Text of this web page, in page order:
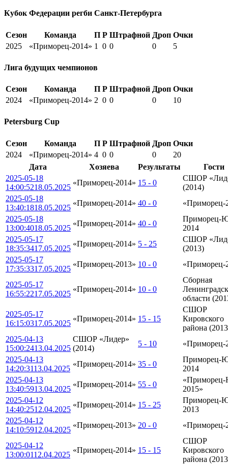
Кубок Федерации регби Санкт-Петербурга
Сезон Команда П Р Штрафной Дроп Очки
2025
«Приморец-2014» 1 0 0 0 5
Лига будущих чемпионов
Сезон Команда П Р Штрафной Дроп Очки
2024
«Приморец-2014» 2 0 0 0 10
Petersburg Cup
Сезон Команда П Р Штрафной Дроп Очки
2024
«Приморец-2014» 4 0 0 0
20
Дата
Хозяева Результаты
Гости
2025-05-18
14:00:5218.05.2025
«Приморец-2014» 15 - 0
СШОР
(2014)
2025-05-18
13:40:1818.05.2025
«Приморец-2014» 40 - 0
«Приморец-
2025-05-18
13:00:4018.05.2025
«Приморец-2014» 40 - 0
Приморец-
2014
2025-05-17
18:35:3417.05.2025
«Приморец-2014» 5 - 25
СШОР
(2013)
2025-05-17
17:35:3317.05.2025
«Приморец-2013» 10 - 0 «Приморец-
2025-05-17
16:55:2217.05.2025
«Приморец-2014» 10 - 0
Сборная
области
2025-05-17
16:15:0317.05.2025
«Приморец-2014» 15 - 15
СШОР
Кировского
района
2025-04-13
15:00:2413.04.2025
СШОР «Лидер»
(2014)
5 - 10
«Приморец-
2025-04-13
14:20:3113.04.2025
«Приморец-2014» 35 - 0
Приморец-
2014
2025-04-13
13:40:5913.04.2025
«Приморец-2014» 55 - 0
2015»
2025-04-12
14:40:2512.04.2025
«Приморец-2014» 15 - 25
Приморец-
2013
2025-04-12
14:10:5912.04.2025
«Приморец-2013» 20 - 0 «Приморец-
2025-04-12
13:00:0112.04.2025
«Приморец-2014» 15 - 15
СШОР
Кировского
района